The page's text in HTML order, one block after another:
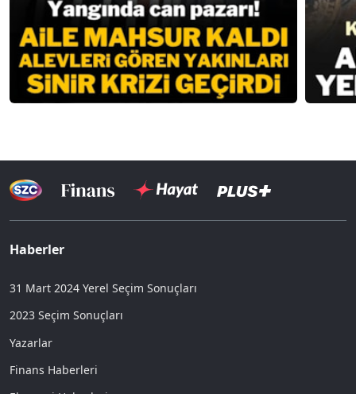
Haberler
31 Mart 2024 Yerel Seçim Sonuçları
2023 Seçim Sonuçları
Yazarlar
Finans Haberleri